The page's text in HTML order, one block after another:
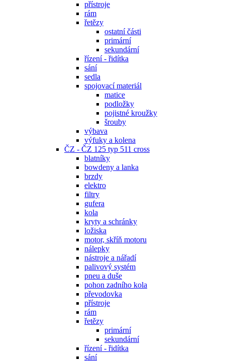
přístroje
rám
řetězy
ostatní části
primární
sekundární
řízení - řidítka
sání
sedla
spojovací materiál
matice
podložky
pojistné kroužky
šrouby
výbava
výfuky a kolena
ČZ - ČZ 125 typ 511 cross
blatníky
bowdeny a lanka
brzdy
elektro
filtry
gufera
kola
kryty a schránky
ložiska
motor, skříň motoru
nálepky
nástroje a nářadí
palivový systém
pneu a duše
pohon zadního kola
převodovka
přístroje
rám
řetězy
primární
sekundární
řízení - řidítka
sání